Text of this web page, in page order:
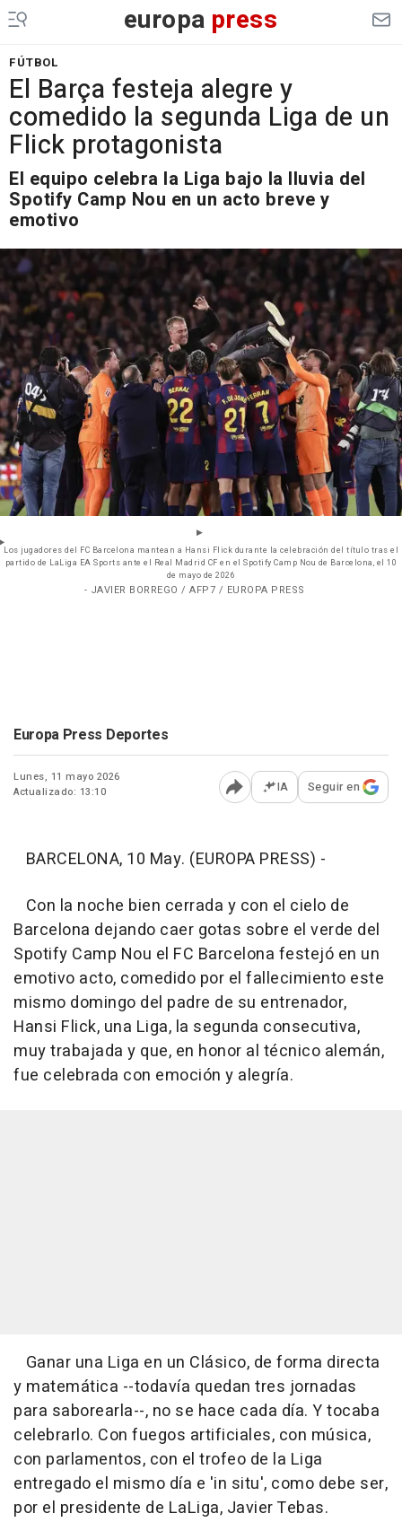
europa press
FÚTBOL
El Barça festeja alegre y
comedido la segunda Liga de un
Flick protagonista
El equipo celebra la Liga bajo la lluvia del
Spotify Camp Nou en un acto breve y
emotivo
Los jugadores del FC Barcelona mantean a Hansi Flick durante la celebración del título tras el
partido de LaLiga EA Sports ante el Real Madrid CF en el Spotify Camp Nou de Barcelona, el 10
de mayo de 2026
- JAVIER BORREGO / AFP7 / EUROPA PRESS
Europa Press Deportes
Lunes, 11 mayo 2026
Actualizado: 13:10
Abrir opciones para
IA Seguir en
BARCELONA, 10 May. (EUROPA PRESS) -
Con la noche bien cerrada y con el cielo de
Barcelona dejando caer gotas sobre el verde del
Spotify Camp Nou el FC Barcelona festejó en un
emotivo acto, comedido por el fallecimiento este
mismo domingo del padre de su entrenador,
Hansi Flick, una Liga, la segunda consecutiva,
muy trabajada y que, en honor al técnico alemán,
fue celebrada con emoción y alegría.
Ganar una Liga en un Clásico, de forma directa
y matemática --todavía quedan tres jornadas
para saborearla--, no se hace cada día. Y tocaba
celebrarlo. Con fuegos artificiales, con música,
con parlamentos, con el trofeo de la Liga
entregado el mismo día e 'in situ', como debe ser,
por el presidente de LaLiga, Javier Tebas.